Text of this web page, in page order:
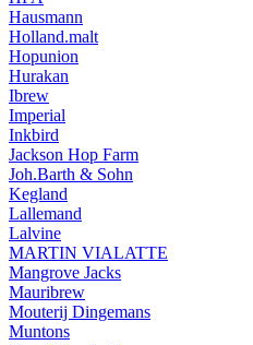
Hausmann
Holland.malt
Hopunion
Hurakan
Ibrew
Imperial
Inkbird
Jackson Hop Farm
Joh.Barth & Sohn
Kegland
Lallemand
Lalvine
MARTIN VIALATTE
Mangrove Jacks
Mauribrew
Mouterij Dingemans
Muntons